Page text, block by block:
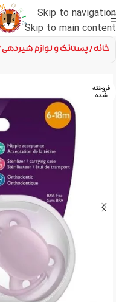
Skip to navigation
Skip to main content
خانه پستانک و لوازم شیردهی
فروخته
شده